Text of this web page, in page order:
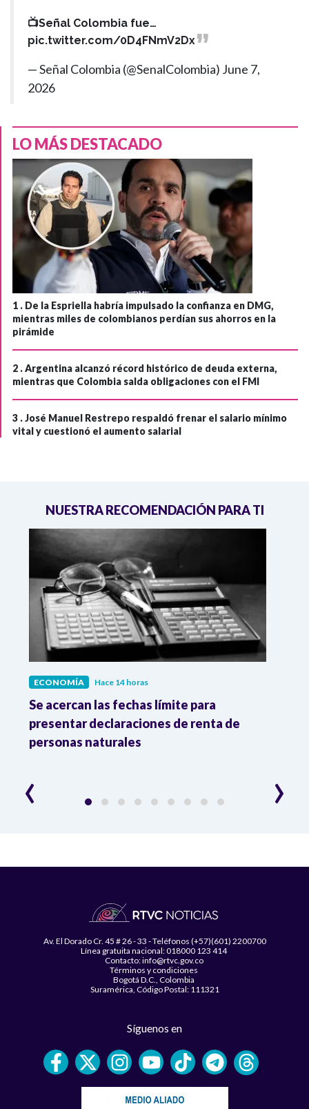
📺Señal Colombia fue…
pic.twitter.com/0D4FNmV2Dx
— Señal Colombia (@SenalColombia) June 7,
2026
LO MÁS DESTACADO
1 . De la Espriella habría impulsado la confianza en DMG,
mientras miles de colombianos perdían sus ahorros en la
pirámide
2 .Argentina alcanzó récord histórico de deuda externa,
mientras que Colombia salda obligaciones con el FMI
3 .José Manuel Restrepo respaldó frenar el salario mínimo
vital y cuestionó el aumento salarial
NUESTRA RECOMENDACIÓN PARA TI
ECONOMÍA Hace 14 horas
Se acercan las fechas límite para
presentar declaraciones de renta de
personas naturales
‹ ›
Av. El Dorado Cr. 45 # 26 - 33 - Teléfonos (+57)(601) 2200700
Línea gratuita nacional: 018000 123 414
Contacto: info@rtvc.gov.co
Términos y condiciones
Bogotá D.C., Colombia
Suramérica, Código Postal: 111321
Síguenos en